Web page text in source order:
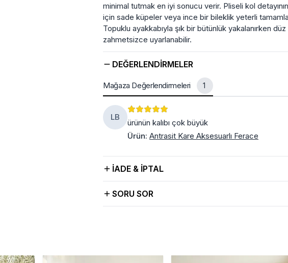
minimal tutmak en iyi sonucu verir. Pliseli kol
için sade küpeler veya ince bir bileklik yeterli
Topuklu ayakkabıyla şık bir bütünlük yakalanırken
zahmetsizce uyarlanabilir.
DEĞERLENDIRMELER
Mağaza Değerlendirmeleri 1
LB
ürünün kalıbı çok büyük
Ürün: Antrasit Kare Aksesuarlı Ferace
İADE & İPTAL
SORU SOR